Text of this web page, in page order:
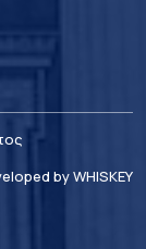
by WHISKEY